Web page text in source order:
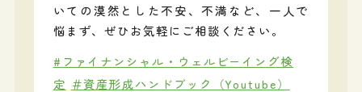
いての漠然とした不安、不満など、一人で
悩まず、ぜひお気軽にご相談ください。
#ファイナンシャル・ウェルビーイング検
定 ＃資産形成ハンドブック（Youtube）